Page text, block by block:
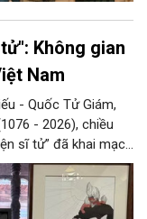
Không gian
Nam
- Quốc Tử Giám,
- 2026), chiều
sĩ tử” đã khai mạc
Tử Giám, Hà Nội.